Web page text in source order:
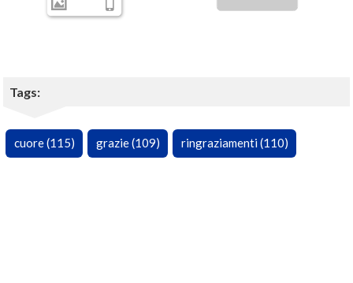
Tags:
cuore (115) grazie (109) ringraziamenti (110)